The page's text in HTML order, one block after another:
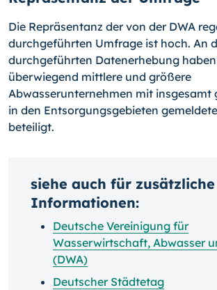
Die Repräsentanz der von der DWA
durchgeführten Umfrage ist hoch. An
durchgeführten Datenerhebung
überwiegend mittlere und größere
Abwasserunternehmen mit insgesamt
in den Entsorgungsgebieten
beteiligt.
siehe auch für zusätzliche
Informationen:
Deutsche Vereinigung für
Wasserwirtschaft, Abwasser
(DWA)
Deutscher Städtetag